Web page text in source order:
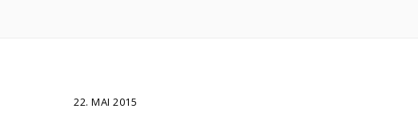
22. MAI 2015